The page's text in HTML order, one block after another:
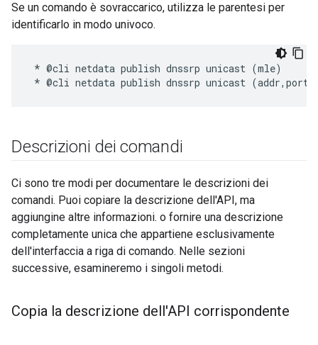
Se un comando è sovraccarico, utilizza le parentesi per
identificarlo in modo univoco.
* @cli netdata publish dnssrp unicast (mle)
Descrizioni dei comandi
Ci sono tre modi per documentare le descrizioni dei
comandi. Puoi copiare la descrizione dell'API, ma
aggiungine altre informazioni. o fornire una descrizione
completamente unica che appartiene esclusivamente
dell'interfaccia a riga di comando. Nelle sezioni
successive, esamineremo i singoli metodi.
Copia la descrizione dell'API corrispondente